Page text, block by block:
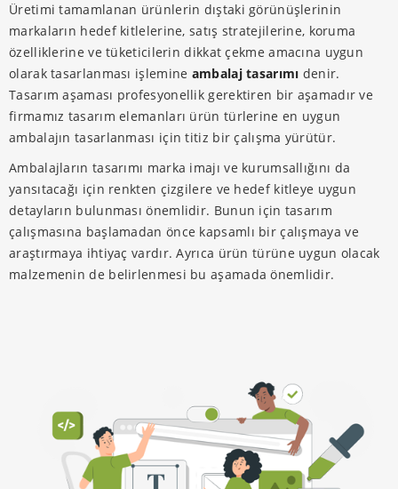
Üretimi tamamlanan ürünlerin dıştaki görünüşlerinin
markaların hedef kitlelerine, satış stratejilerine, koruma
özelliklerine ve tüketicilerin dikkat çekme amacına uygun
olarak tasarlanması işlemine ambalaj tasarımı denir.
Tasarım aşaması profesyonellik gerektiren bir aşamadır ve
firmamız tasarım elemanları ürün türlerine en uygun
ambalajın tasarlanması için titiz bir çalışma yürütür.
Ambalajların tasarımı marka imajı ve kurumsallığını da
yansıtacağı için renkten çizgilere ve hedef kitleye uygun
detayların bulunması önemlidir. Bunun için tasarım
çalışmasına başlamadan önce kapsamlı bir çalışmaya ve
araştırmaya ihtiyaç vardır. Ayrıca ürün türüne uygun olacak
malzemenin de belirlenmesi bu aşamada önemlidir.